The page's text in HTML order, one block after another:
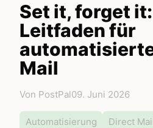
Set it, forget
Leitfaden für
Mail
Von PostPal09. Juni 2026
Automatisierung Direct